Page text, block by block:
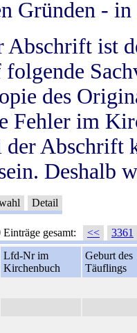
Gründen -
Abschrift ist
des
Fehler im
Abschrift
Deshalb
Detail
Einträge gesamt: << 3361
Lfd-Nr im
Kirchenbuch
Geburt des
Täuflings